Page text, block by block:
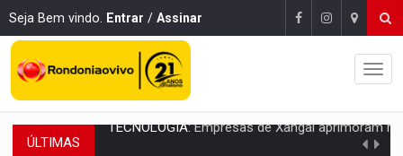
Seja Bem vindo. Entrar / Assinar
ÚLTIMAS China descobre como explodir asteroide com